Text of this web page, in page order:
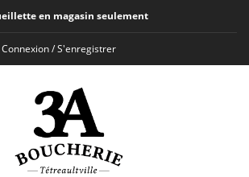
en magasin seulement
Connexion / S'enregistrer